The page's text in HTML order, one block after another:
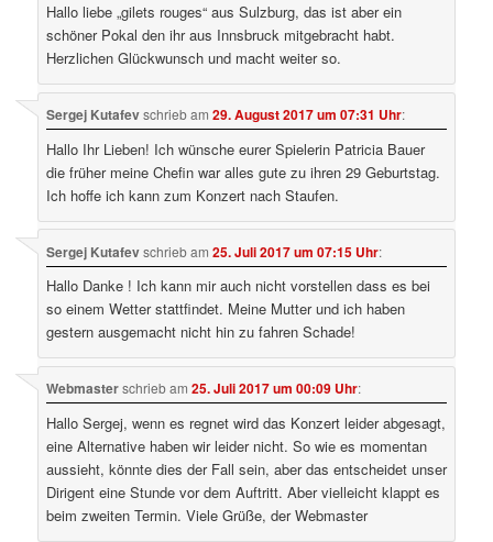
Hallo liebe „gilets rouges“ aus Sulzburg, das ist aber ein
schöner Pokal den ihr aus Innsbruck mitgebracht habt.
Herzlichen Glückwunsch und macht weiter so.
Sergej Kutafev schriebam 29. August 2017 um 07:31 Uhr:
Hallo Ihr Lieben! Ich wünsche eurer Spielerin Patricia Bauer
die früher meine Chefin war alles gute zu ihren 29 Geburtstag.
Ich hoffe ich kann zum Konzert nach Staufen.
Sergej Kutafev schriebam 25. Juli 2017 um 07:15 Uhr:
Hallo Danke ! Ich kann mir auch nicht vorstellen dass es bei
so einem Wetter stattfindet. Meine Mutter und ich haben
gestern ausgemacht nicht hin zu fahren Schade!
Webmaster schriebam 25. Juli 2017 um 00:09 Uhr:
Hallo Sergej, wenn es regnet wird das Konzert leider abgesagt,
eine Alternative haben wir leider nicht. So wie es momentan
aussieht, könnte dies der Fall sein, aber das entscheidet unser
Dirigent eine Stunde vor dem Auftritt. Aber vielleicht klappt es
beim zweiten Termin. Viele Grüße, der Webmaster